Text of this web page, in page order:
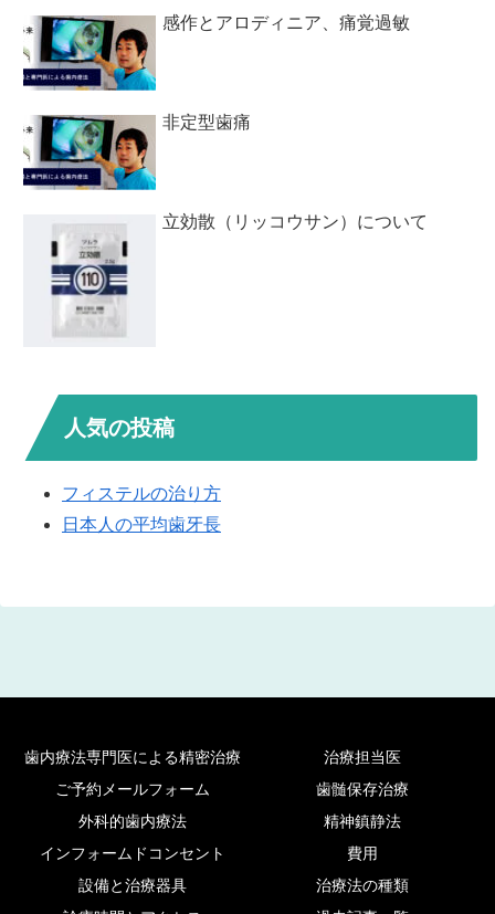
感作とアロディニア、痛覚過敏
非定型歯痛
立効散（リッコウサン）について
人気の投稿
フィステルの治り方
日本人の平均歯牙長
歯内療法専門医による精密治療
治療担当医
ご予約メールフォーム
歯髄保存治療
外科的歯内療法
精神鎮静法
インフォームドコンセント
費用
設備と治療器具
治療法の種類